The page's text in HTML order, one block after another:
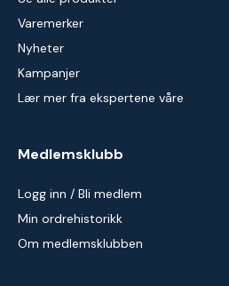
Varemerker
Nyheter
Kampanjer
Lær mer fra ekspertene våre
Medlemsklubb
Logg inn / Bli medlem
Min ordrehistorikk
Om medlemsklubben